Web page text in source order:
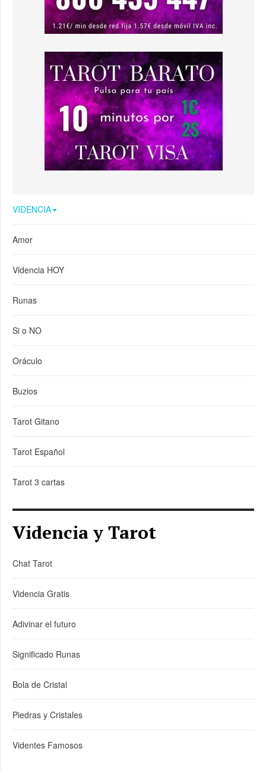
VIDENCIA
Amor
Videncia HOY
Runas
Si o NO
Oráculo
Buzios
Tarot Gitano
Tarot Español
Tarot 3 cartas
Videncia y Tarot
Chat Tarot
Videncia Gratis
Adivinar el futuro
Significado Runas
Bola de Cristal
Piedras y Cristales
Videntes Famosos